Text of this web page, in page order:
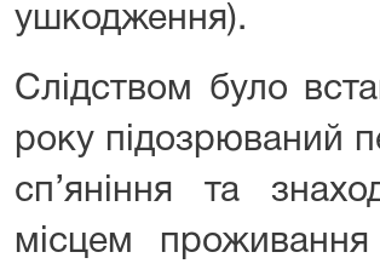
ушкодження).
Слідством було
року підозрюваний
сп’яніння та
місцем проживання